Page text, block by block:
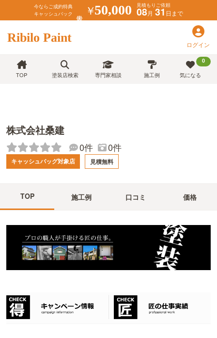
今ならご成約特典
キャッシュバック
￥50,000 見積もりご依頼
08月 31日まで
Ribilo Paint ログイン
TOP 塗装店検索 専門家相談 施工例
0
気になる
株式会社桑建
0件 0件
キャッシュバッグ対象店 見積無料
TOP 施工例 口コミ 価格